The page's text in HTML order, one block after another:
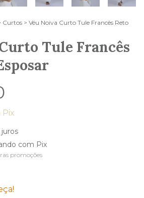
Curtos > Véu Noiva Curto Tule Francês Reto
Tule Francês
Pix
com Pix
promoções